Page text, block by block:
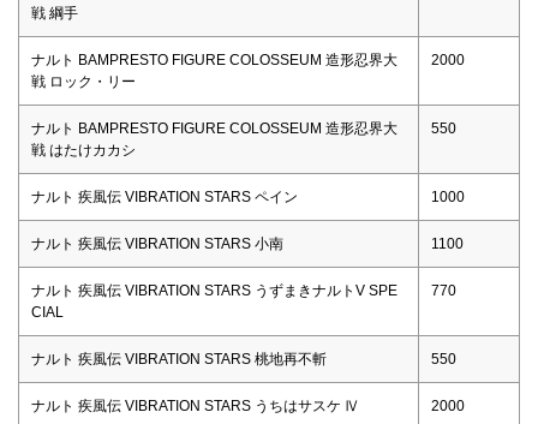
戦 綱手
ナルト BAMPRESTO FIGURE COLOSSEUM 造形忍界大
戦 ロック・リー
2000
ナルト BAMPRESTO FIGURE COLOSSEUM 造形忍界大
戦 はたけカカシ
550
ナルト 疾風伝 VIBRATION STARS ペイン 1000
ナルト 疾風伝 VIBRATION STARS 小南 1100
ナルト 疾風伝 VIBRATION STARS うずまきナルトV SPE
CIAL
770
ナルト 疾風伝 VIBRATION STARS 桃地再不斬 550
ナルト 疾風伝 VIBRATION STARS うちはサスケ Ⅳ 2000